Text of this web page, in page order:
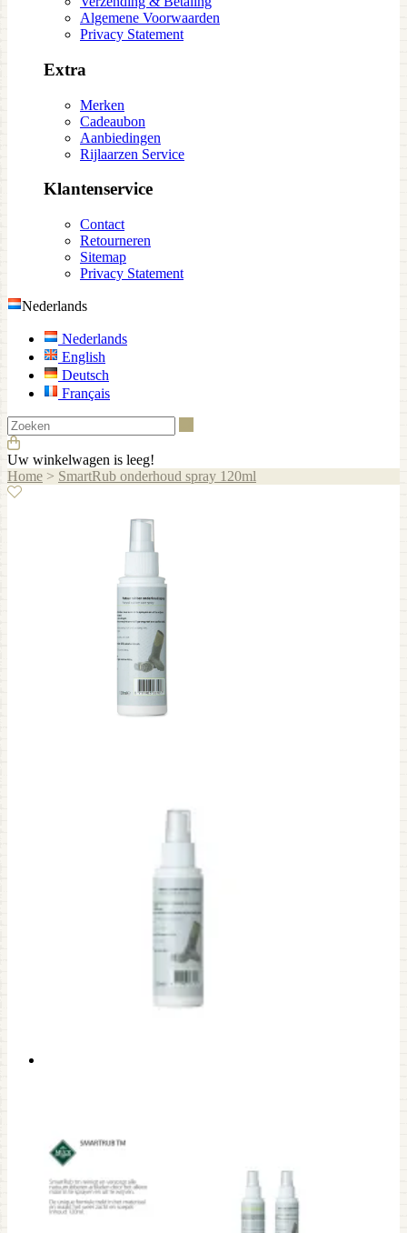
Algemene Voorwaarden
Privacy Statement
Extra
Merken
Cadeaubon
Aanbiedingen
Rijlaarzen Service
Klantenservice
Contact
Retourneren
Sitemap
Privacy Statement
Nederlands
Nederlands
English
Deutsch
Français
Uw winkelwagen is leeg!
Home > SmartRub onderhoud spray 120ml